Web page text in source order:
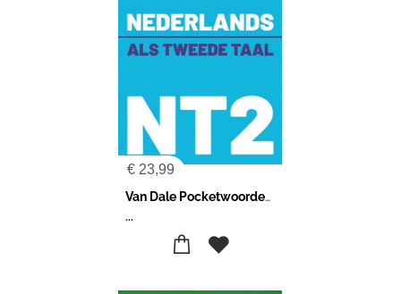
€ 23,99
Van Dale Pocketwoordenboek Nederlands als tweede taal (NT2)
...